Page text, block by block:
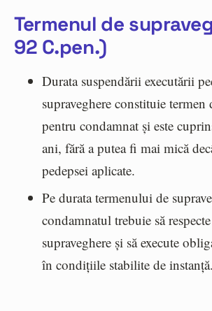
Termenul de
92 C.pen.)
Durata suspendării executării
supraveghere constituie termen
pentru condamnat și este
ani, fără a putea fi mai mică
pedepsei aplicate.
Pe durata termenului de
condamnatul trebuie să
supraveghere și să execute
în condițiile stabilite de instanță.